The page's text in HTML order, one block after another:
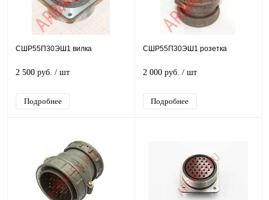
СШР55П30ЭШ1 вилка
2 500 руб. / шт
Подробнее
СШР55П30ЭШ1 розетка
2 000 руб. / шт
Подробнее